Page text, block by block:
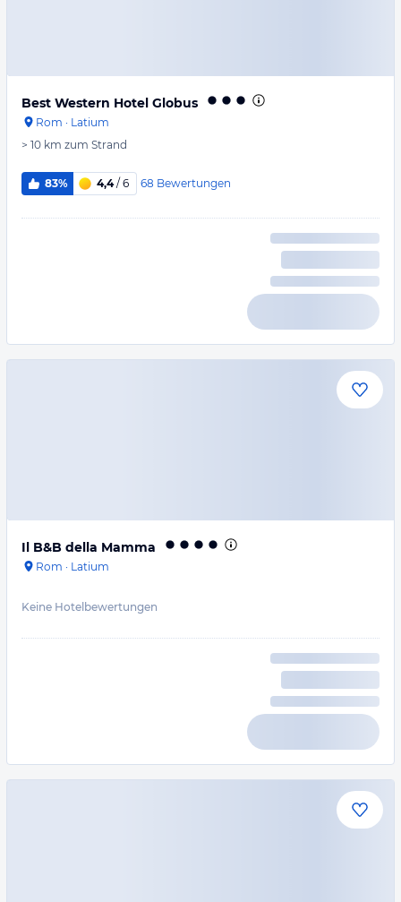
Best Western Hotel Globus
Rom · Latium
> 10 km zum Strand
83% 4,4/ 6 68 Bewertungen
Il B&B della Mamma
Rom · Latium
Keine Hotelbewertungen